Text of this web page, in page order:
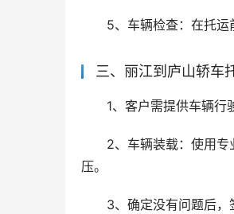
5、车辆检查：在托运
三、丽江到庐山轿车
1、客户需提供车辆行
2、车辆装载：使用
压。
3、确定没有问题后，